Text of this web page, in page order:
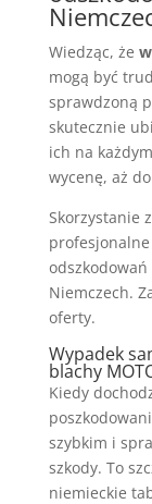
Wiedząc, że
mogą być
sprawdzoną
skutecznie
ich na
wycenę, aż
Skorzystanie
odszkodowań
Niemczech.
oferty.
Wypadek
blachy
Kiedy
szybkim i
szkody. To
niemieckie